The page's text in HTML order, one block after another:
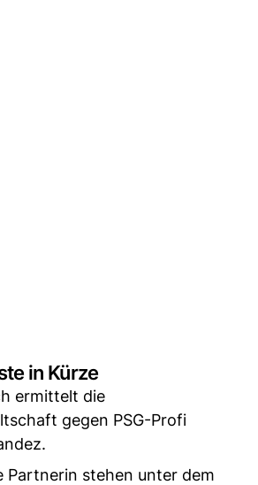
in Kürze
ermittelt die
gegen PSG-Profi
Partnerin stehen unter dem